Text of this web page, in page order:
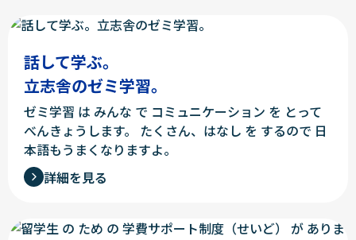
話して学ぶ。
立志舎のゼミ学習。
ゼミ学習 は みんな で コミュニケーション を とって
べんきょうします。
たくさん、はなし を するので 日
本語もうまくなりますよ。
詳細を見る